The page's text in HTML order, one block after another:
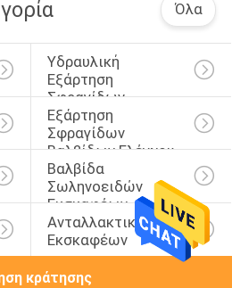
Όλα
Υδραυλική
Εξάρτηση
Σφραγίδων
Διακοπτών
Εξάρτηση
Σφραγίδων
Βαλβίδων Ελέγχου
Βαλβίδα
Σωληνοειδών
Εκσκαφέων
Ανταλλακτικά
Εκσκαφέων
κράτησης